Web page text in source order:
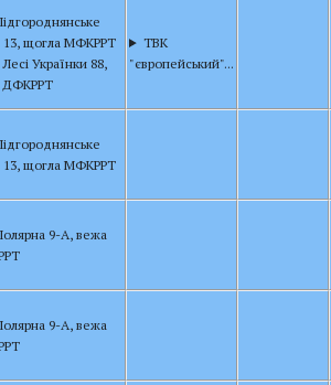
щогла МФКРРТ
Українки 88,
ДФКРРТ
ТВК
"європейський"...
щогла МФКРРТ
9-A, вежа
9-A, вежа